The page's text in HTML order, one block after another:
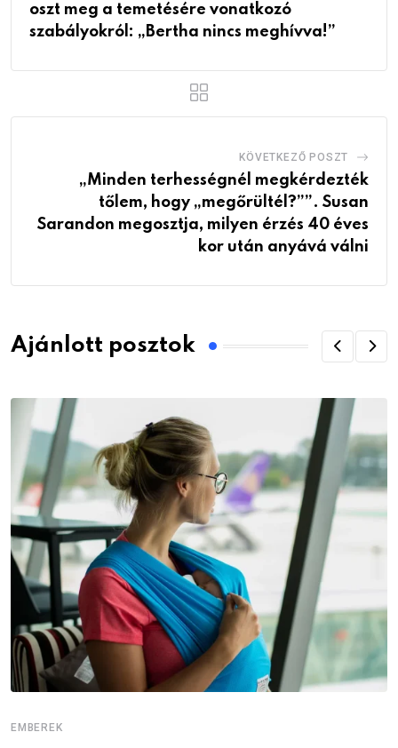
oszt meg a temetésére vonatkozó
szabályokról: „Bertha nincs meghívva!”
KÖVETKEZŐ POSZT
„Minden terhességnél megkérdezték
tőlem, hogy „megőrültél?””. Susan
Sarandon megosztja, milyen érzés 40 éves
kor után anyává válni
Ajánlott posztok
EMBEREK